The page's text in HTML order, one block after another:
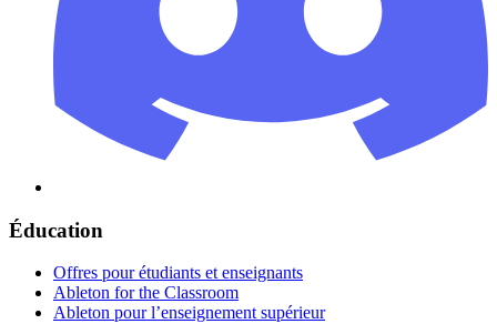
Éducation
Offres pour étudiants et enseignants
Ableton for the Classroom
Ableton pour l’enseignement supérieur